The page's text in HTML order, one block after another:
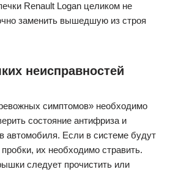
Renault Logan целиком не
заменить вышедшую из строя
неисправностей
симптомов» необходимо
состояние антифриза и
автомобиля. Если в системе будут
их необходимо стравить.
следует прочистить или